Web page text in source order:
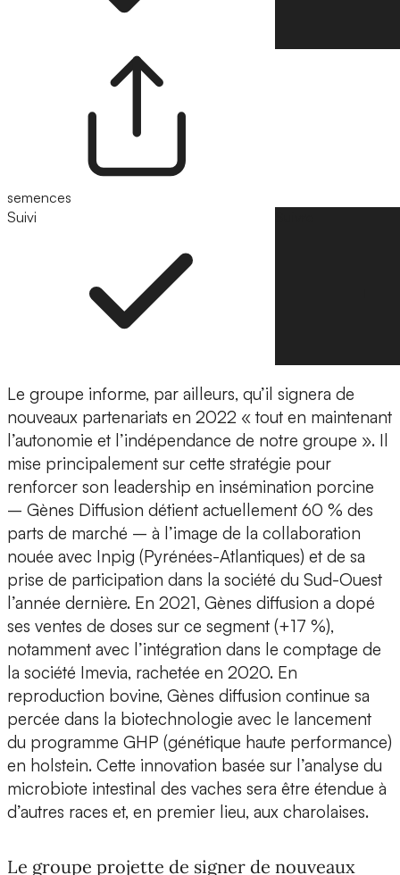
semences
Suivi
Le groupe informe, par ailleurs, qu’il signera de
nouveaux partenariats en 2022 « tout en maintenant
l’autonomie et l’indépendance de notre groupe ». Il
mise principalement sur cette stratégie pour
renforcer son leadership en insémination porcine
– Gènes Diffusion détient actuellement 60 % des
parts de marché – à l’image de la collaboration
nouée avec Inpig (Pyrénées-Atlantiques) et de sa
prise de participation dans la société du Sud-Ouest
l’année dernière. En 2021, Gènes diffusion a dopé
ses ventes de doses sur ce segment (+17 %),
notamment avec l’intégration dans le comptage de
la société Imevia, rachetée en 2020. En
reproduction bovine, Gènes diffusion continue sa
percée dans la biotechnologie avec le lancement
du programme GHP (génétique haute performance)
en holstein. Cette innovation basée sur l’analyse du
microbiote intestinal des vaches sera être étendue à
d’autres races et, en premier lieu, aux charolaises.
Le groupe projette de signer de nouveaux